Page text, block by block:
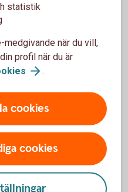
behöver du först
prestanda
statistik
när du vill,
profil när du är
.
cookies
cookies